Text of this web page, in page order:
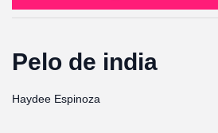
Pelo de india
Haydee Espinoza